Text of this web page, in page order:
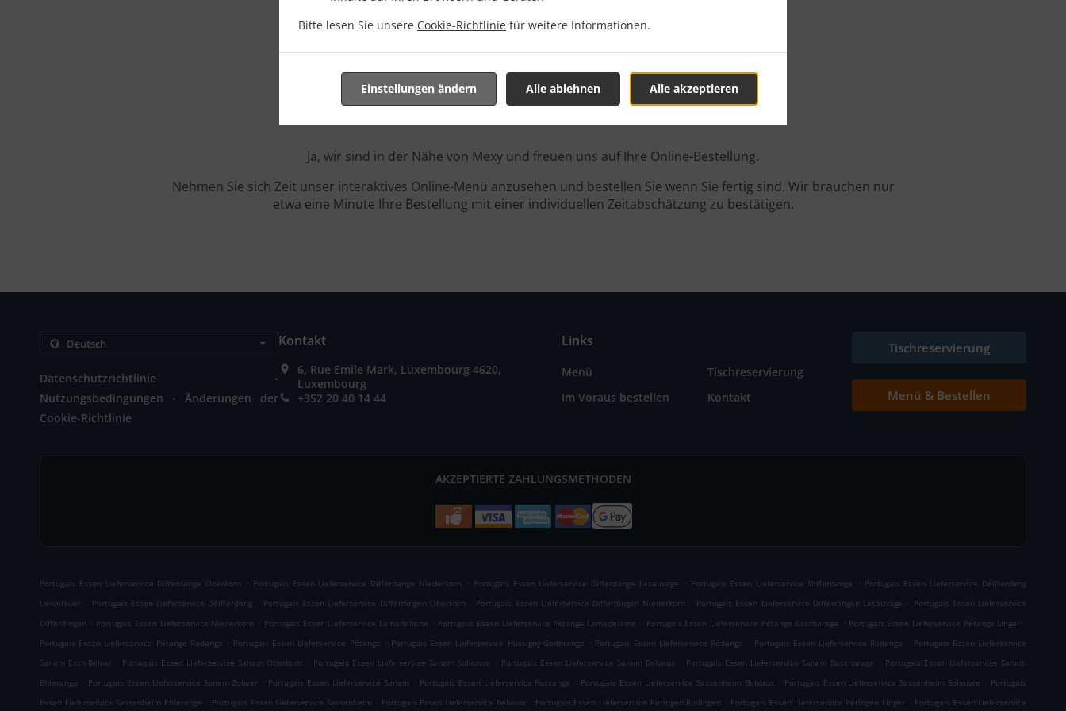
Bitte lesen Sie unsere Cookie-Richtlinie für weitere Informationen.
Alle akzeptieren
Alle ablehnen
Einstellungen ändern
Bestellung Mit Lieferung In Mexy
Ja, wir sind in der Nähe von Mexy und freuen uns auf Ihre Online-Bestellung.
Nehmen Sie sich Zeit unser interaktives Online-Menü anzusehen und bestellen Sie wenn Sie fertig sind. Wir brauchen nur
etwa eine Minute Ihre Bestellung mit einer individuellen Zeitabschätzung zu bestätigen.
Datenschutzrichtlinie .
Nutzungsbedingungen .
Änderungen der
Cookie-Richtlinie
Kontakt
6, Rue Emile Mark, Luxembourg 4620,
Luxembourg
+352 20 40 14 44
Links
Menü
Tischreservierung
Im Voraus bestellen
Kontakt
Tischreservierung
Menü & Bestellen
AKZEPTIERTE ZAHLUNGSMETHODEN
Portugais Essen Lieferservice Differdange Oberkorn . Portugais Essen Lieferservice Differdange Niederkorn . Portugais Essen Lieferservice Differdange Lasauvage . Portugais Essen Lieferservice Differdange . Portugais Essen Lieferservice Déifferdeng
Uewerkuer . Portugais Essen Lieferservice Déifferdeng . Portugais Essen Lieferservice Differdingen Oberkorn . Portugais Essen Lieferservice Differdingen Niederkorn . Portugais Essen Lieferservice Differdingen Lasauvage . Portugais Essen Lieferservice
Differdingen . Portugais Essen Lieferservice Niederkorn . Portugais Essen Lieferservice Lamadelaine . Portugais Essen Lieferservice Pétange Lamadelaine . Portugais Essen Lieferservice Pétange Bascharage . Portugais Essen Lieferservice Pétange Linger .
Portugais Essen Lieferservice Pétange Rodange . Portugais Essen Lieferservice Pétange . Portugais Essen Lieferservice Hussigny-Godbrange . Portugais Essen Lieferservice Rédange . Portugais Essen Lieferservice Rodange . Portugais Essen Lieferservice
Sanem Esch-Belval . Portugais Essen Lieferservice Sanem Oberkorn . Portugais Essen Lieferservice Sanem Soleuvre . Portugais Essen Lieferservice Sanem Belvaux . Portugais Essen Lieferservice Sanem Bascharage . Portugais Essen Lieferservice Sanem
Ehlerange . Portugais Essen Lieferservice Sanem Zolwer . Portugais Essen Lieferservice Sanem . Portugais Essen Lieferservice Russange . Portugais Essen Lieferservice Sassenheim Belvaux . Portugais Essen Lieferservice Sassenheim Soleuvre . Portugais
Essen Lieferservice Sassenheim Ehlerange . Portugais Essen Lieferservice Sassenheim . Portugais Essen Lieferservice Belvaux . Portugais Essen Lieferservice Petingen Rollingen . Portugais Essen Lieferservice Petingen Linger . Portugais Essen Lieferservice